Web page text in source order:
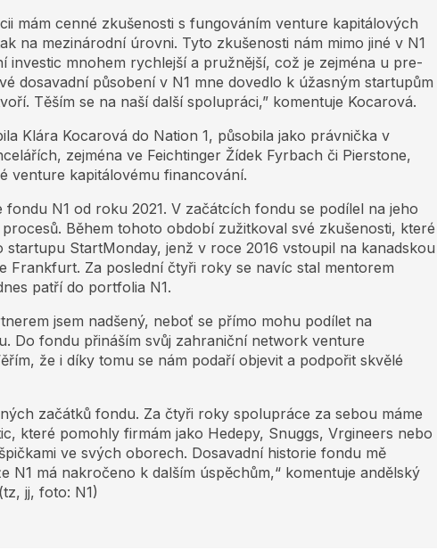
mám cenné zkušenosti s fungováním venture kapitálových
na mezinárodní úrovni. Tyto zkušenosti nám mimo jiné v N1
investic mnohem rychlejší a pružnější, což je zejména u pre-
dosavadní působení v N1 mne dovedlo k úžasným startupům
Těším se na naší další spolupráci,” komentuje Kocarová.
Klára Kocarová do Nation 1, působila jako právnička v
zejména ve Feichtinger Žídek Fyrbach či Pierstone,
venture kapitálovému financování.
fondu N1 od roku 2021. V začátcích fondu se podílel na jeho
Během tohoto období zužitkoval své zkušenosti, které
startupu StartMonday, jenž v roce 2016 vstoupil na kanadskou
Frankfurt. Za poslední čtyři roky se navíc stal mentorem
patří do portfolia N1.
jsem nadšený, neboť se přímo mohu podílet na
Do fondu přináším svůj zahraniční network venture
že i díky tomu se nám podaří objevit a podpořit skvělé
začátků fondu. Za čtyři roky spolupráce za sebou máme
které pomohly firmám jako Hedepy, Snuggs, Vrgineers nebo
ve svých oborech. Dosavadní historie fondu mě
N1 má nakročeno k dalším úspěchům,“ komentuje andělský
jj, foto: N1)